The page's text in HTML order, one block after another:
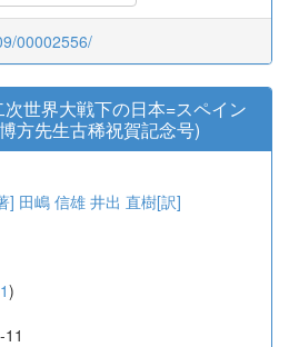
00002556/
次世界大戦下の日本=スペイン
方先生古稀祝賀記念号)
] 田嶋 信雄 井出 直樹[訳]
)